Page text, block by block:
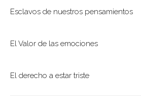
Esclavos de nuestros pensamientos
El Valor de las emociones
El derecho a estar triste